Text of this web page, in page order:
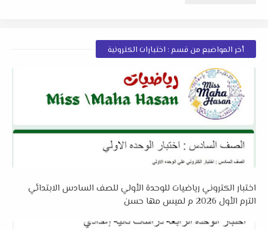
أخر المواضيع من قسم : اختبارات الكترونية
اختبار الكتروني رياضيات للوحدة الأولي للصف السادس الابتدائي
الترم الأول 2026 م لميس مها حسن